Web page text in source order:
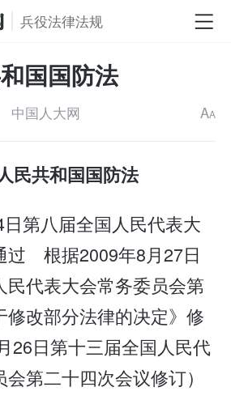
兵役法律法规
国国防法
中国人大网 AA
民共和国国防法
日第八届全国人民代表大
过 根据2009年8月27日
民代表大会常务委员会第
修改部分法律的决定》修
日第十三届全国人民代
第二十四次会议修订）